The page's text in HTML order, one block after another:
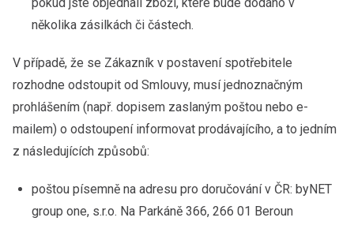
několika zásilkách či částech.
V případě, že se Zákazník v postavení spotřebitele
rozhodne odstoupit od Smlouvy, musí jednoznačným
prohlášením (např. dopisem zaslaným poštou nebo e-
mailem) o odstoupení informovat prodávajícího, a to jedním
z následujících způsobů:
poštou písemně na adresu pro doručování v ČR: byNET
group one, s.r.o. Na Parkáně 366, 266 01 Beroun